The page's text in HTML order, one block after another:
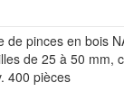
de pinces en bois
de 25 à 50 mm,
400 pièces